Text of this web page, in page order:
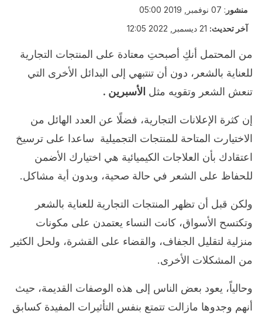
منشور : 07 نوفمبر, 2019 05:00
آخر تحديث: 21 ديسمبر, 2022 12:05
من المحتمل أنكِ أصبحتِ معتادة على المنتجات التجارية
للعناية بالشعر، دون أن تنتبهي إلى البدائل الأخرى التي
تنعش الشعر وتقويه مثل الأسبرين .
إن كثرة الإعلانات التجارية، فضلًا عن العدد الهائل من
الاختيارت المتاحة للمنتجات التجميلية ساعدا على ترسيخ
اعتقادك بأن العلاجات الكيميائية هي اختيارك الأضمن
للحفاظ على الشعر في حالة صحية، وبدون أية مشاكل.
ولكن قبل أن تظهر المنتجات التجارية للعناية بالشعر
وتكتسح الأسواق، كانت النساء يعتمدن على مكونات
منزلية لتقليل الجفاف، والقضاء على القشرة، ولحل الكثير
من المشكلات الأخرى.
وحالياً، يعود بعض الناس إلى هذه الوصفات القديمة، حيث
أنهم وجدوها مازالت تتمتع بنفس التأثيرات المفيدة كسابق